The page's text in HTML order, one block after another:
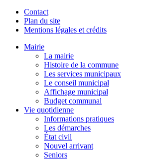
Contact
Plan du site
Mentions légales et crédits
Mairie
La mairie
Histoire de la commune
Les services municipaux
Le conseil municipal
Affichage municipal
Budget communal
Vie quotidienne
Informations pratiques
Les démarches
État civil
Nouvel arrivant
Seniors